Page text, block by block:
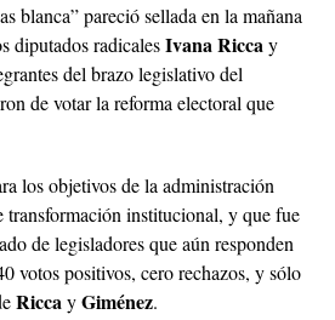
blanca” pareció sellada en la mañana
diputados radicalesIvana Riccay
del brazo legislativo del
de votar la reforma electoral que
los objetivos de la administración
transformación institucional, y que fue
de legisladores que aún responden
votos positivos, cero rechazos, y sólo
RiccayGiménez.